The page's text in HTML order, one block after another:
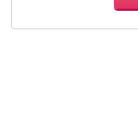
東武伊勢